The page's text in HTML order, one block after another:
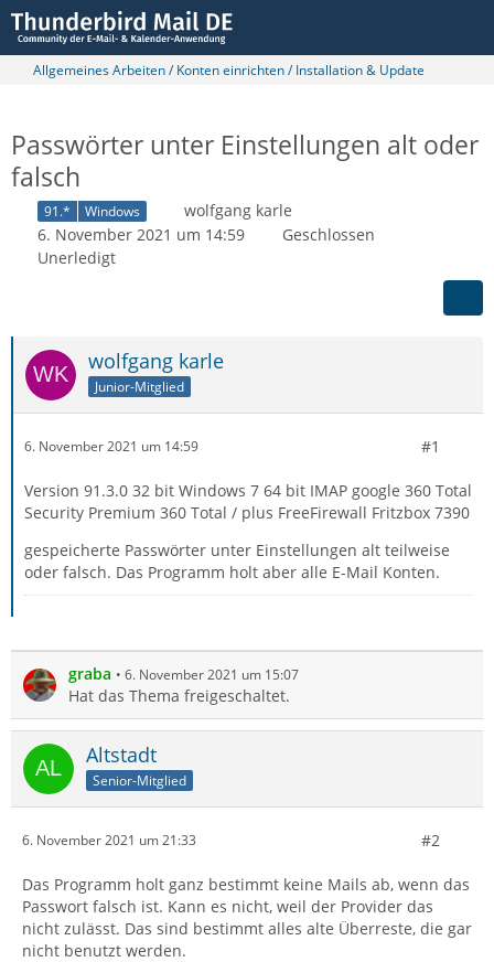
Allgemeines Arbeiten / Konten einrichten / Installation & Update
Passwörter unter Einstellungen alt oder
falsch
91.* Windows
wolfgang karle
6. November 2021 um 14:59
Geschlossen
Unerledigt
wolfgang karle
Junior-Mitglied
6. November 2021 um 14:59 #1
Version 91.3.0 32 bit Windows 7 64 bit IMAP google 360 Total
Security Premium 360 Total / plus FreeFirewall Fritzbox 7390
gespeicherte Passwörter unter Einstellungen alt teilweise
oder falsch. Das Programm holt aber alle E-Mail Konten.
graba 6. November 2021 um 15:07
Hat das Thema freigeschaltet.
Altstadt
Senior-Mitglied
6. November 2021 um 21:33 #2
Das Programm holt ganz bestimmt keine Mails ab, wenn das
Passwort falsch ist. Kann es nicht, weil der Provider das
nicht zulässt. Das sind bestimmt alles alte Überreste, die gar
nicht benutzt werden.